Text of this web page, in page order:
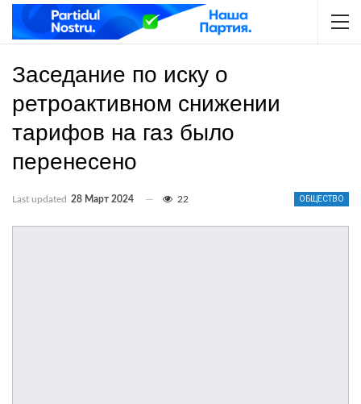
Заседание по иску о
ретроактивном снижении
тарифов на газ было
перенесено
ОБЩЕСТВО
Last updated 28 Март 2024 22